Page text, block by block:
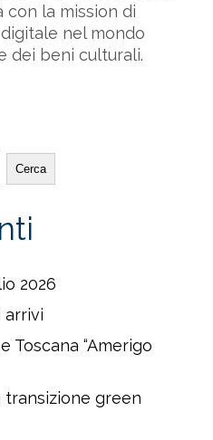
con la mission di
nel mondo
dei beni culturali.
Cerca
2026
arrivi
Toscana “Amerigo
green